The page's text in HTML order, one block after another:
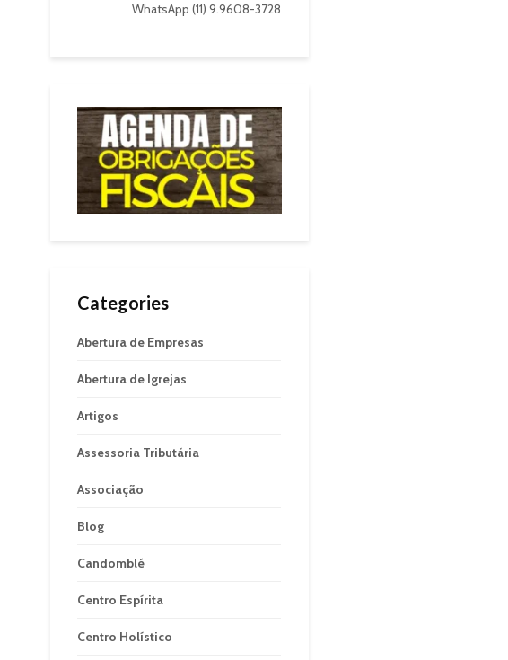
WhatsApp (11) 9.9608-3728
Categories
Abertura de Empresas
Abertura de Igrejas
Artigos
Assessoria Tributária
Associação
Blog
Candomblé
Centro Espírita
Centro Holístico